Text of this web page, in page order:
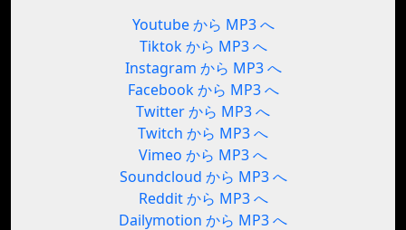
Youtube から MP3 へ
Tiktok から MP3 へ
Instagram から MP3 へ
Facebook から MP3 へ
Twitter から MP3 へ
Twitch から MP3 へ
Vimeo から MP3 へ
Soundcloud から MP3 へ
Reddit から MP3 へ
Dailymotion から MP3 へ